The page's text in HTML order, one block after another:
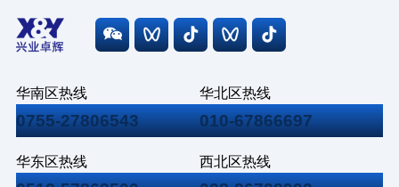
华南区热线
0755-27806543
华北区热线
010-67866697
华东区热线 西北区热线